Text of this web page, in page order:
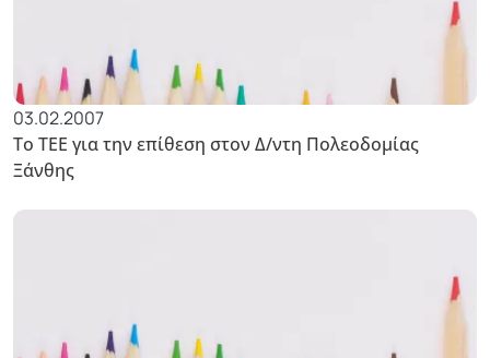
03.02.2007
Το ΤΕΕ για την επίθεση στον Δ/ντη Πολεοδομίας
Ξάνθης